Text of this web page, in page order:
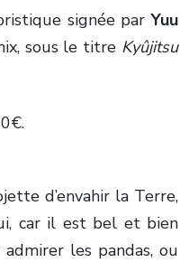
signée parYuu
sous le titre Kyûjitsu
d’envahir la Terre,
car il est bel et bien
les pandas, ou